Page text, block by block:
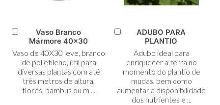
Adicionar
Carrinho
Vaso Branco
Mármore 40x30
Vaso de 40X30 leve, branco
de polietileno, útil para
diversas plantas com até
três metros de altura,
flores, bambus ou m ...
Adicionar
Carrinho
ADUBO PARA
PLANTIO
Adubo ideal para
enriquecer a terra no
momento do plantio de
mudas, bem como
aumentar a disponibilidade
dos nutrientes e ...